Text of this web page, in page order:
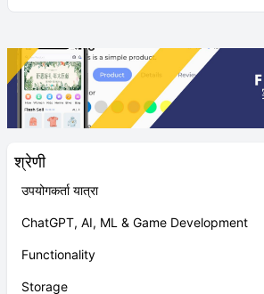
श्रेणी
उपयोगकर्ता यात्रा
ChatGPT, AI, ML & Game Development
Functionality